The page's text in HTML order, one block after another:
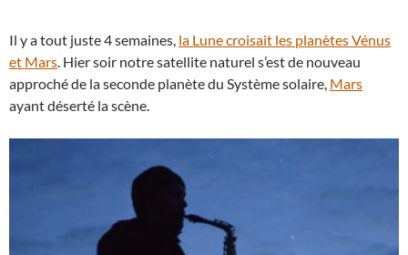
Il y a tout juste 4 semaines, la Lune croisait les planètes Vénus
et Mars. Hier soir notre satellite naturel s’est de nouveau
approché de la seconde planète du Système solaire, Mars
ayant déserté la scène.